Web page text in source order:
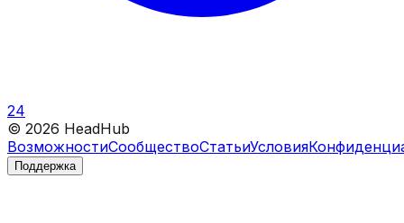
24
© 2026 HeadHub
ВозможностиСообществоСтатьиУсловия
Поддержка